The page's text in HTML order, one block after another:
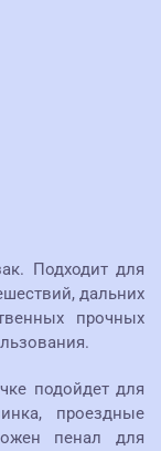
Подходит для
дальних
прочных
подойдет для
проездные
пенал для